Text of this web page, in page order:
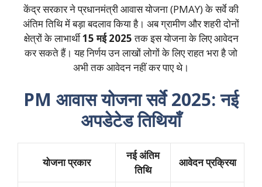
केंद्र सरकार ने प्रधानमंत्री आवास योजना (PMAY) के सर्वे की
अंतिम तिथि में बड़ा बदलाव किया है। अब ग्रामीण और शहरी दोनों
क्षेत्रों के लाभार्थी15 मई 2025तक इस योजना के लिए आवेदन
कर सकते हैं। यह निर्णय उन लाखों लोगों के लिए राहत भरा है जो
अभी तक आवेदन नहीं कर पाए थे।
PM आवास योजना सर्वे 2025: नई
अपडेटेड तिथियाँ
योजना प्रकार
नई अंतिम
तिथि
आवेदन प्रक्रिया